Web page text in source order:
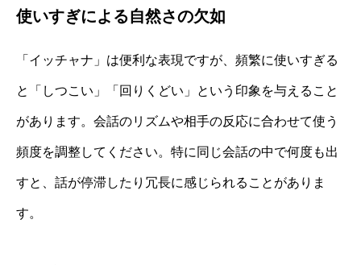
使いすぎによる自然さの欠如
「イッチャナ」は便利な表現ですが、頻繁に使いすぎる
と「しつこい」「回りくどい」という印象を与えること
があります。会話のリズムや相手の反応に合わせて使う
頻度を調整してください。特に同じ会話の中で何度も出
すと、話が停滞したり冗長に感じられることがありま
す。